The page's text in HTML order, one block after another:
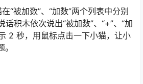
“被加数”、“加数”两个列表中分别
话积木依次说出“被加数”、“+”、“加
2 秒，用鼠标点击一下小猫，让小